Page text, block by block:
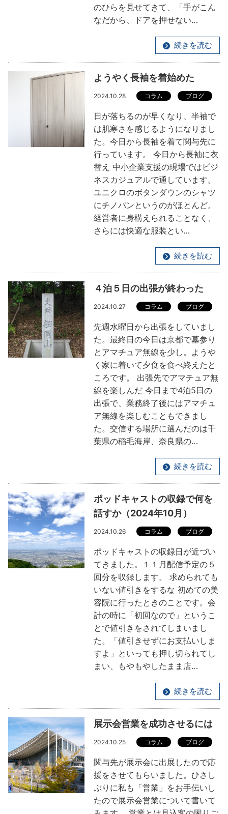
のひらを見せてきて、「手がこん
なだから、ドアを押せない…
続きを読む
ようやく長袖を着始めた
2024.10.28 コラム ブログ
日が落ちるのが早くなり、半袖で
は肌寒さを感じるようになりまし
た。今日から長袖を着て関与先に
行っています。 今日から長袖に衣
替え 中小企業支援の現場ではビジ
ネスカジュアルで通しています。
ユニクロのボタンダウンのシャツ
にチノパンというのがほとんど。
経営者に身構えられることなく、
さらには快適な服装とい…
続きを読む
４泊５日の出張が終わった
2024.10.27 コラム ブログ
先週水曜日から出張をしていまし
た。最終日の今日は京都で墓参り
とアマチュア無線を少し。ようや
く家に着いて夕食を食べ終えたと
ころです。 出張先でアマチュア無
線を楽しんだ 今日まで4泊5日の
出張で、業務終了後にはアマチュ
ア無線を楽しむこともできまし
た。交信する場所に選んだのは千
葉県の稲毛海岸、奈良県の…
続きを読む
ポッドキャストの収録で何を
話すか（2024年10月）
2024.10.26 コラム ブログ
ポッドキャストの収録日が近づい
てきました。１１月配信予定の５
回分を収録します。 求められても
いない値引きをするな 初めての美
容院に行ったときのことです。会
計の時に「初回なので」というこ
とで値引きをされてしまいまし
た。「値引きせずにお支払いしま
すよ」といっても押し切られてし
まい、もやもやしたまま店…
続きを読む
展示会営業を成功させるには
2024.10.25 コラム ブログ
関与先が展示会に出展したので応
援をさせてもらいました。ひさし
ぶりに私も「営業」をお手伝いし
たので展示会営業について書いて